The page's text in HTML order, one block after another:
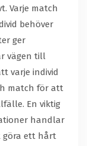
Varje match
behöver
ger
vägen till
varje individ
match för att
En viktig
handlar
göra ett hårt